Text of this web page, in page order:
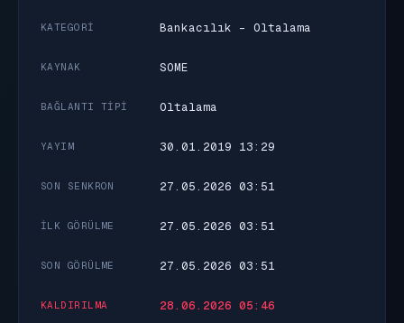
KATEGORI Bankacılık - Oltalama
KAYNAK SOME
BAĞLANTI TIPI Oltalama
YAYIM 30.01.2019 13:29
SON SENKRON 27.05.2026 03:51
İLK GÖRÜLME 27.05.2026 03:51
SON GÖRÜLME 27.05.2026 03:51
KALDIRILMA 28.06.2026 05:46